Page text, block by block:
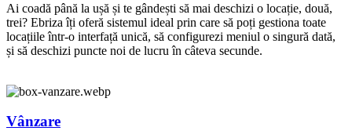
Ai coadă până la ușă și te gândești să mai deschizi o locație, două,
trei? Ebriza îți oferă sistemul ideal prin care să poți gestiona toate
locațiile într-o interfață unică, să configurezi meniul o singură dată,
și să deschizi puncte noi de lucru în câteva secunde.
Vânzare